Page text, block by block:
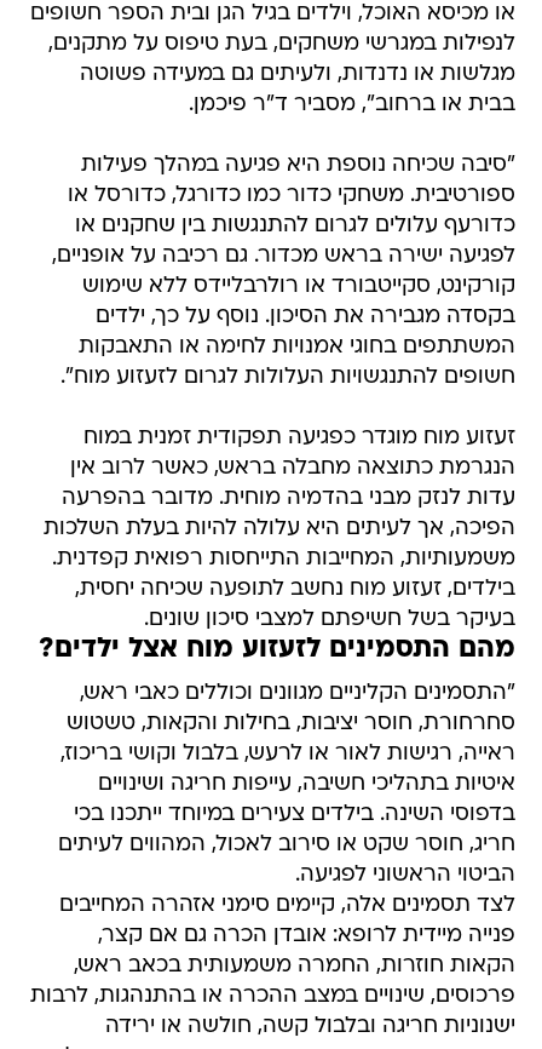
או מכיסא האוכל, וילדים בגיל הגן ובית הספר חשופים
לנפילות במגרשי משחקים, בעת טיפוס על מתקנים,
מגלשות או נדנדות, ולעיתים גם במעידה פשוטה
בבית או ברחוב", מסביר ד"ר פיכמן.
"סיבה שכיחה נוספת היא פגיעה במהלך פעילות
ספורטיבית. משחקי כדור כמו כדורגל, כדורסל או
כדורעף עלולים לגרום להתנגשות בין שחקנים או
לפגיעה ישירה בראש מכדור. גם רכיבה על אופניים,
קורקינט, סקייטבורד או רולרבליידס ללא שימוש
בקסדה מגבירה את הסיכון. נוסף על כך, ילדים
המשתתפים בחוגי אמנויות לחימה או התאבקות
חשופים להתנגשויות העלולות לגרום לזעזוע מוח".
זעזוע מוח מוגדר כפגיעה תפקודית זמנית במוח
הנגרמת כתוצאה מחבלה בראש, כאשר לרוב אין
עדות לנזק מבני בהדמיה מוחית. מדובר בהפרעה
הפיכה, אך לעיתים היא עלולה להיות בעלת השלכות
משמעותיות, המחייבות התייחסות רפואית קפדנית.
בילדים, זעזוע מוח נחשב לתופעה שכיחה יחסית,
בעיקר בשל חשיפתם למצבי סיכון שונים.
מהם התסמינים לזעזוע מוח אצל ילדים?
"התסמינים הקליניים מגוונים וכוללים כאבי ראש,
סחרחורת, חוסר יציבות, בחילות והקאות, טשטוש
ראייה, רגישות לאור או לרעש, בלבול וקושי בריכוז,
איטיות בתהליכי חשיבה, עייפות חריגה ושינויים
בדפוסי השינה. בילדים צעירים במיוחד ייתכנו בכי
חריג, חוסר שקט או סירוב לאכול, המהווים לעיתים
הביטוי הראשוני לפגיעה.
לצד תסמינים אלה, קיימים סימני אזהרה המחייבים
פנייה מיידית לרופא: אובדן הכרה גם אם קצר,
הקאות חוזרות, החמרה משמעותית בכאב ראש,
פרכוסים, שינויים במצב ההכרה או בהתנהגות, לרבות
ישנוניות חריגה ובלבול קשה, חולשה או ירידה